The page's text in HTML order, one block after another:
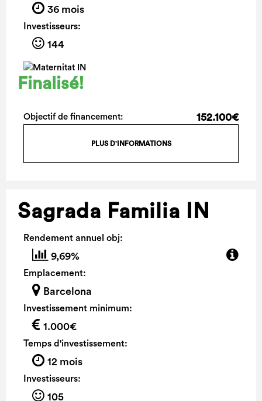
36 mois
Investisseurs:
144
Finalisé!
Objectif de financement: 152.100€
PLUS D'INFORMATIONS
Sagrada Familia IN
Rendement annuel obj:
9,69%
Emplacement:
Barcelona
Investissement minimum:
1.000€
Temps d'investissement:
12 mois
Investisseurs:
105